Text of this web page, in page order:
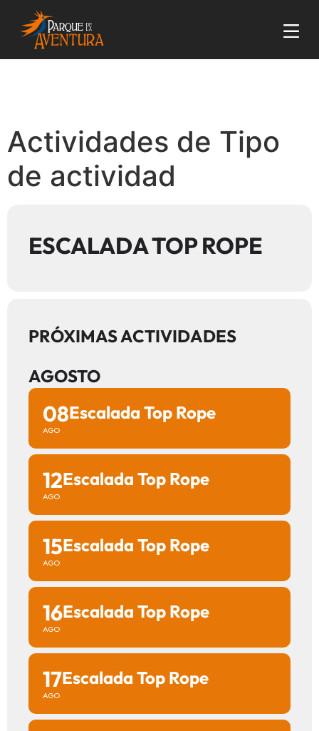
Actividades de Tipo
de actividad
ESCALADA TOP ROPE
PRÓXIMAS ACTIVIDADES
AGOSTO
08
AGO
Escalada Top Rope
12
AGO
Escalada Top Rope
15
AGO
Escalada Top Rope
16
AGO
Escalada Top Rope
17
AGO
Escalada Top Rope